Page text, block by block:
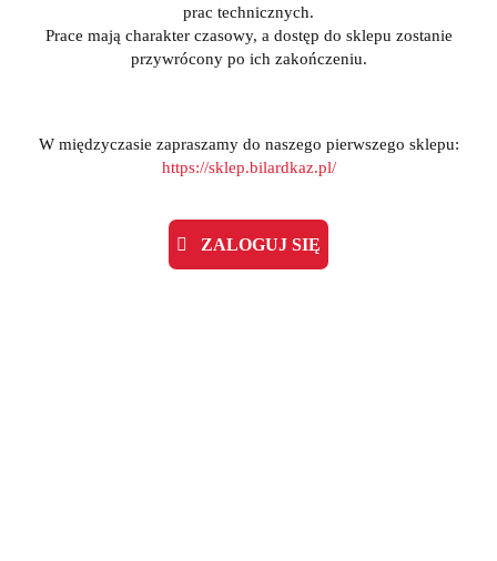
prac technicznych.
Prace mają charakter czasowy, a dostęp do sklepu zostanie
przywrócony po ich zakończeniu.
W międzyczasie zapraszamy do naszego pierwszego sklepu:
https://sklep.bilardkaz.pl/
ZALOGUJ SIĘ